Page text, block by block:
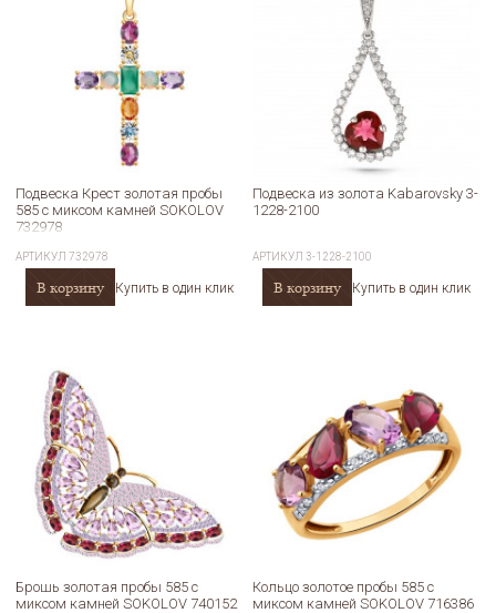
Подвеска Крест золотая пробы
585 с миксом камней SOKOLOV
732978
АРТИКУЛ 732978
В корзину Купить в один клик
Подвеска из золота Kabarovsky 3-
1228-2100
АРТИКУЛ 3-1228-2100
В корзину Купить в один клик
Брошь золотая пробы 585 с
миксом камней SOKOLOV 740152
Кольцо золотое пробы 585 с
миксом камней SOKOLOV 716386